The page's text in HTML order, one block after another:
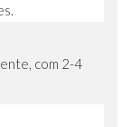
com 2-4